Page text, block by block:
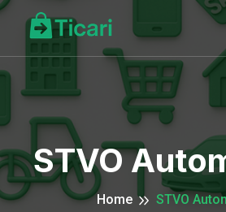
STVO
Home STVO